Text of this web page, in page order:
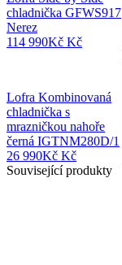
chladnička GFWS917
Nerez
114 990Kč Kč
Lofra Kombinovaná
chladnička s
mrazničkou nahoře
černá IGTNM280D/1
26 990Kč Kč
Související produkty